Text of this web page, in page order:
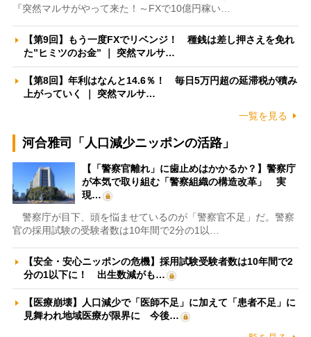
『突然マルサがやって来た！～FXで10億円稼い…
【第9回】もう一度FXでリベンジ！ 種銭は差し押さえを免れ
た”ヒミツのお金” ｜ 突然マルサ…
【第8回】年利はなんと14.6％！ 毎日5万円超の延滞税が積み
上がっていく ｜ 突然マルサ…
一覧を見る
河合雅司「人口減少ニッポンの活路」
【「警察官離れ」に歯止めはかかるか？】警察庁
が本気で取り組む「警察組織の構造改革」 実
現…
警察庁が目下、頭を悩ませているのが「警察官不足」だ。警察
官の採用試験の受験者数は10年間で2分の1以…
【安全・安心ニッポンの危機】採用試験受験者数は10年間で2
分の1以下に！ 出生数減がも…
【医療崩壊】人口減少で「医師不足」に加えて「患者不足」に
見舞われ地域医療が限界に 今後…